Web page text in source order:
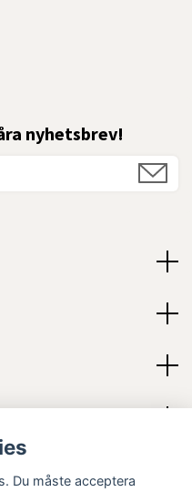
nyhetsbrev!
Du måste acceptera